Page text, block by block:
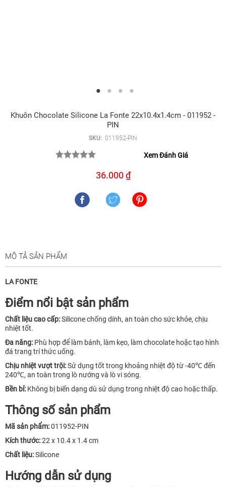
Khuôn Chocolate Silicone La Fonte 22x10.4x1.4cm - 011952 -
PIN
SKU: 011952-PIN
Xem Đánh Giá
36.000 ₫
MÔ TẢ SẢN PHẨM
LA FONTE
Điểm nổi bật sản phẩm
Chất liệu cao cấp:Silicone chống dính, an toàn cho sức khỏe, chịu
nhiệt tốt.
Đa năng: Phù hợp để làm bánh, làm kẹo, làm chocolate hoặc tạo hình
đá trang trí thức uống.
Chịu nhiệt vượt trội:Sử dụng tốt trong khoảng nhiệt độ từ -40℃ đến
240℃, an toàn trong lò nướng và lò vi sóng.
Bền bỉ: Không bị biến dạng dù sử dụng trong nhiệt độ cao hoặc thấp.
Thông số sản phẩm
Mã sản phẩm:011952-PIN
Kích thước:22 x 10.4 x 1.4 cm
Chất liệu:Silicone
Hướng dẫn sử dụng